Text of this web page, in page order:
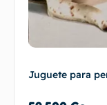
Juguete para